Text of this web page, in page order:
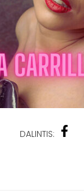
DALINTIS: